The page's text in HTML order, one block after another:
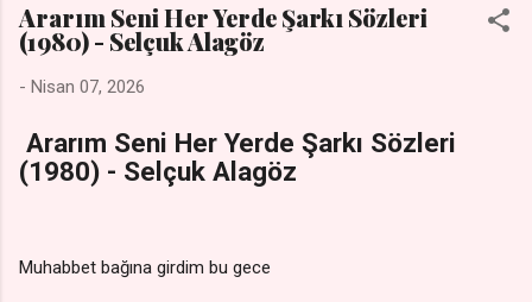
Ararım Seni Her Yerde Şarkı Sözleri
(1980) - Selçuk Alagöz
- Nisan 07, 2026
Ararım Seni Her Yerde Şarkı Sözleri
(1980) - Selçuk Alagöz
Muhabbet bağına girdim bu gece